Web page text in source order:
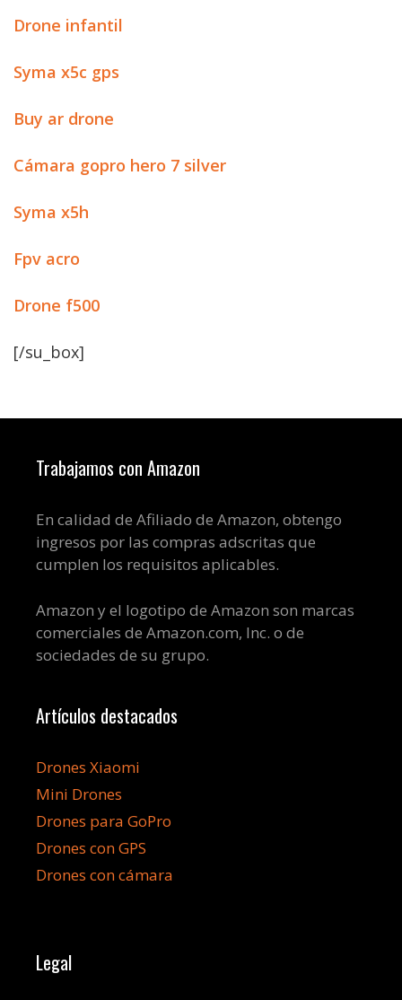
Drone infantil
Syma x5c gps
Buy ar drone
Cámara gopro hero 7 silver
Syma x5h
Fpv acro
Drone f500
[/su_box]
Trabajamos con Amazon
En calidad de Afiliado de Amazon, obtengo
ingresos por las compras adscritas que
cumplen los requisitos aplicables.
Amazon y el logotipo de Amazon son marcas
comerciales de Amazon.com, Inc. o de
sociedades de su grupo.
Artículos destacados
Drones Xiaomi
Mini Drones
Drones para GoPro
Drones con GPS
Drones con cámara
Legal